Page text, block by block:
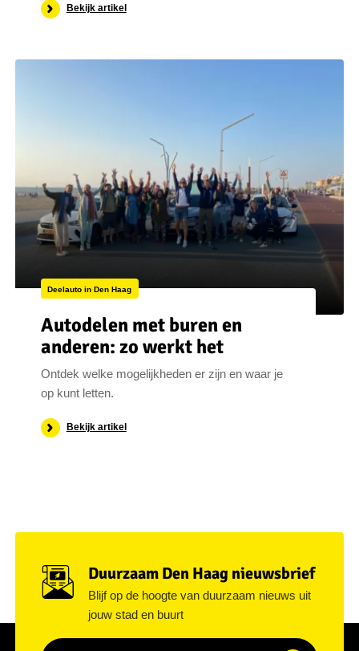
Bekijk artikel
Deelauto in Den Haag
Autodelen met buren en
anderen: zo werkt het
Ontdek welke mogelijkheden er zijn en waar je
op kunt letten.
Bekijk artikel
Duurzaam Den Haag nieuwsbrief
Blijf op de hoogte van duurzaam nieuws uit
jouw stad en buurt